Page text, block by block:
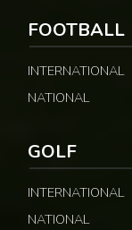
FOOTBALL
INTERNATIONAL
NATIONAL
GOLF
INTERNATIONAL
NATIONAL